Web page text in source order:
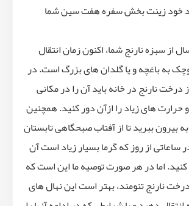
خود زینت بخش سفره هفت سین شما
از گذشت 2 سال از سبزه نارنج شما، اکنون زمان انتقال
به باغچه و یا گلدان های بزرگ است. در
نارنج در خانه باید آن را در مکانی
حرارت های زیاد را ازآن دور کنید. همچنین
بیرون ببرید تا از آفتاب صبحگاهی تابستان
ساعاتی از روز که گرما بسیار زیاد است آن
کنید. اما در هر صورت توصیه ما این است که
نارنج تنومند، بهتر است این نهال های